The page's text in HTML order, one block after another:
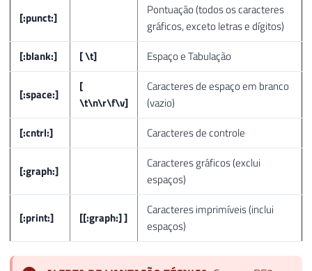
[:punct:]
Pontuação (todos os caracteres
gráficos, exceto letras e dígitos)
[:blank:]
[ \t] Espaço e Tabulação
[:space:]
[
\t\n\r\f\v]
Caracteres de espaço em branco
(vazio)
[:cntrl:]
Caracteres de controle
[:graph:]
Caracteres gráficos (exclui
espaços)
[:print:] [[:graph:] ]
Caracteres imprimíveis (inclui
espaços)